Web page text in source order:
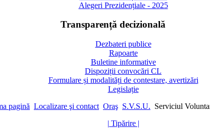
Alegeri Prezidențiale - 2025
Transparență decizională
Dezbateri publice
Rapoarte
Buletine informative
Dispoziții convocări CL
Formulare și modalități de contestare, avertizări
Legislație
pagină Localizare şi contact Oraş S.V.S.U. Serviciul
| Tipărire |